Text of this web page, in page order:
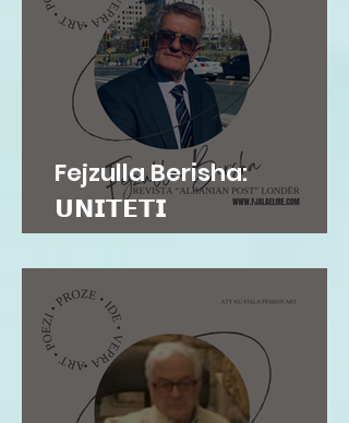
Fejzulla Berisha:
𝗨𝗡𝗜𝗧𝗘𝗧𝗜
𝗜𝗡𝗦𝗧𝗜𝗧𝗨𝗖𝗜𝗢𝗡𝗔𝗟...